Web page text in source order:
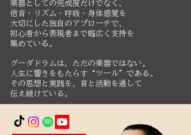
楽器としての完成度だけでなく、
倍音・リズム・呼吸・身体感覚を
大切にした独自のアプローチで、
初心者から表現者まで幅広く支持を
集めている。
グーダドラムは、ただの楽器ではない。
人生に響きをもたらす“ツール”である。
その思想と実践を、音と活動を通して
伝え続けている。